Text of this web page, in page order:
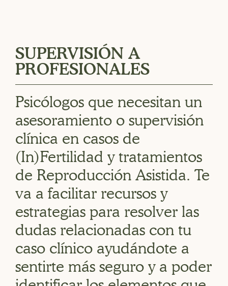
SUPERVISIÓN A
PROFESIONALES
Psicólogos que necesitan un
asesoramiento o supervisión
clínica en casos de
(In)Fertilidad y tratamientos
de Reproducción Asistida. Te
va a facilitar recursos y
estrategias para resolver las
dudas relacionadas con tu
caso clínico ayudándote a
sentirte más seguro y a poder